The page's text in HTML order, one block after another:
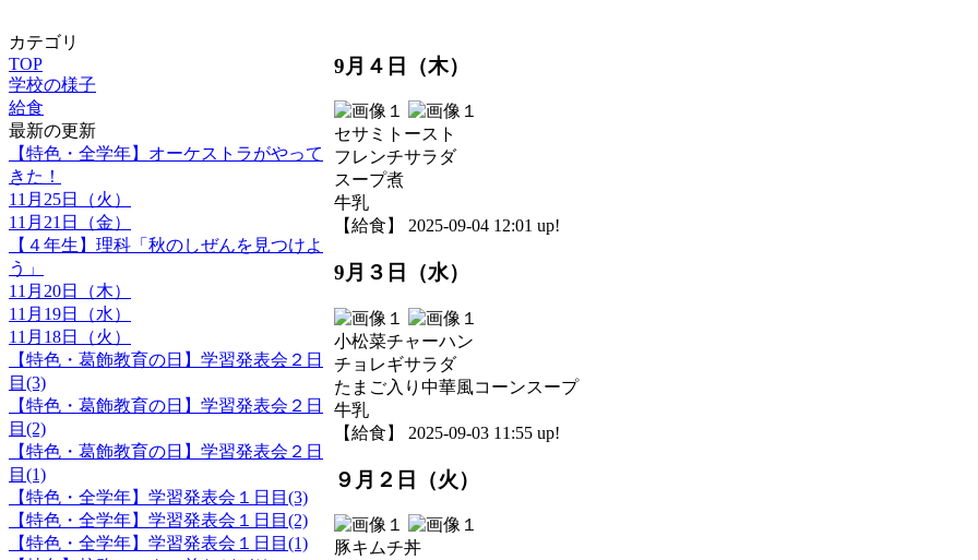
カテゴリ
TOP
学校の様子
給食
最新の更新
【特色・全学年】オーケストラがやって
きた！
11月25日（火）
11月21日（金）
【４年生】理科「秋のしぜんを見つけよ
う」
11月20日（木）
11月19日（水）
11月18日（火）
【特色・葛飾教育の日】学習発表会２日
目(3)
【特色・葛飾教育の日】学習発表会２日
目(2)
【特色・葛飾教育の日】学習発表会２日
目(1)
【特色・全学年】学習発表会１日目(3)
【特色・全学年】学習発表会１日目(2)
【特色・全学年】学習発表会１日目(1)
9月４日（木）
セサミトースト
フレンチサラダ
スープ煮
牛乳
【給食】 2025-09-04 12:01 up!
9月３日（水）
小松菜チャーハン
チョレギサラダ
たまご入り中華風コーンスープ
牛乳
【給食】 2025-09-03 11:55 up!
９月２日（火）
豚キムチ丼